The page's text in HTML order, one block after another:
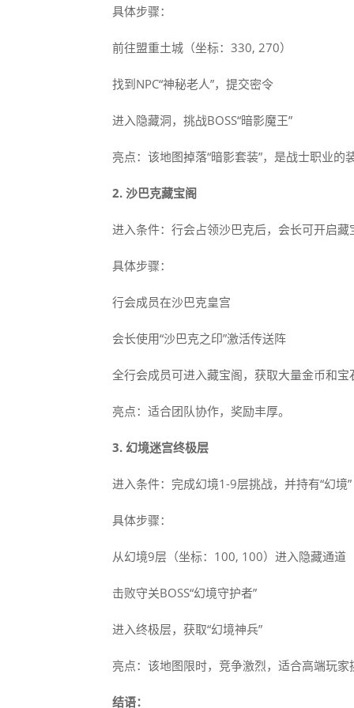
具体步骤：
前往盟重土城（坐标：330, 270）
找到NPC“神秘老人”，提交密令
进入隐藏洞，挑战BOSS“暗影魔王”
亮点：该地图掉落“暗影套装”，是战士职业的
2. 沙巴克藏宝阁
进入条件：行会占领沙巴克后，会长可开启藏
具体步骤：
行会成员在沙巴克皇宫
会长使用“沙巴克之印”激活传送阵
全行会成员可进入藏宝阁，获取大量金币和宝
亮点：适合团队协作，奖励丰厚。
3. 幻境迷宫终极层
进入条件：完成幻境1-9层挑战，并持有“幻境”
具体步骤：
从幻境9层（坐标：100, 100）进入隐藏通道
击败守关BOSS“幻境守护者”
进入终极层，获取“幻境神兵”
亮点：该地图限时，竞争激烈，适合高端玩家
结语：